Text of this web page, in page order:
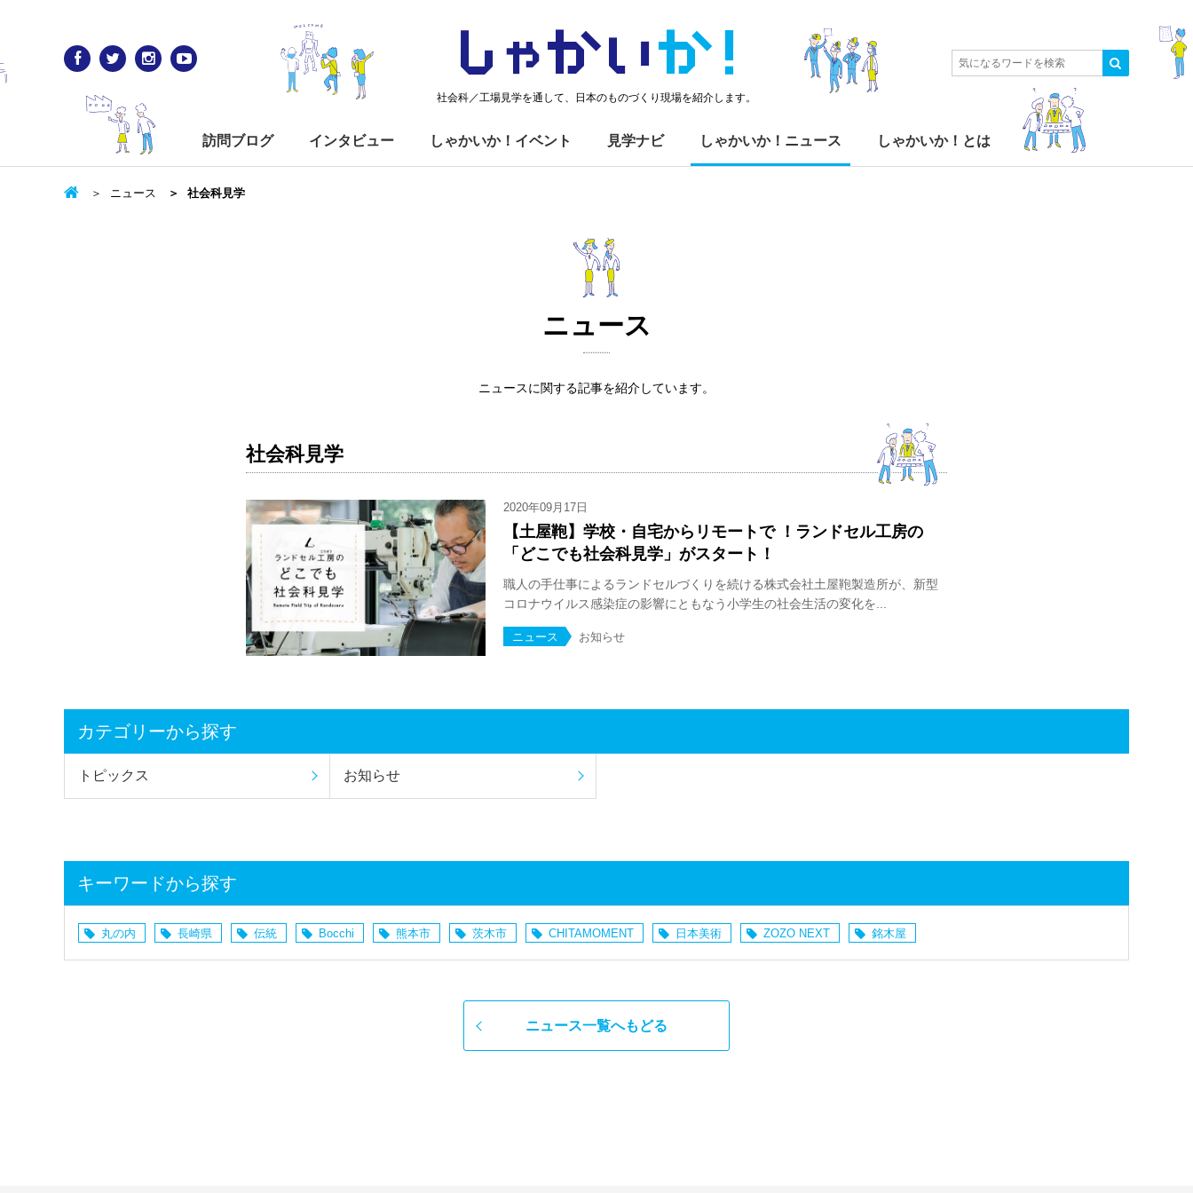
しゃかいか！
社会科／工場見学を通して、日本のものづくり現場を紹介します。
訪問ブログ インタビュー しゃかいか！イベント 見学ナビ しゃかいか！ニュース しゃかいか！とは
ニュース 社会科見学
ニュース
ニュースに関する記事を紹介しています。
社会科見学
2020年09月17日
【土屋鞄】学校・自宅からリモートで ！ランドセル工房の
「どこでも社会科見学」がスタート！
職人の手仕事によるランドセルづくりを続ける株式会社土屋鞄製造所が、新型
コロナウイルス感染症の影響にともなう小学生の社会生活の変化を...
ニュース お知らせ
カテゴリーから探す
トピックス お知らせ
キーワードから探す
丸の内 長崎県 伝統 Bocchi 熊本市 茨木市 CHITAMOMENT 日本美術 ZOZO NEXT 銘木屋
ニュース一覧へもどる